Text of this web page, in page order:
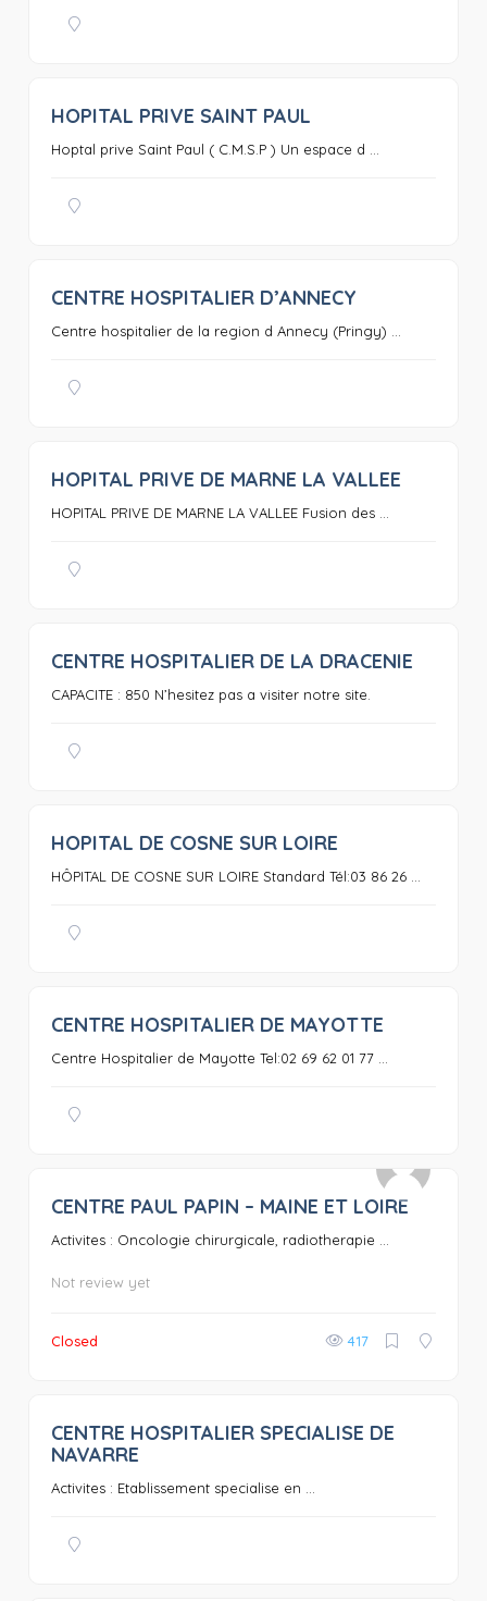
HOPITAL PRIVE SAINT PAUL
Hoptal prive Saint Paul ( C.M.S.P ) Un espace d ...
CENTRE HOSPITALIER D’ANNECY
Centre hospitalier de la region d Annecy (Pringy) ...
0
HOPITAL PRIVE DE MARNE LA VALLEE
HOPITAL PRIVE DE MARNE LA VALLEE Fusion des ...
0
CENTRE HOSPITALIER DE LA DRACENIE
CAPACITE : 850 N’hesitez pas a visiter notre site.
HOPITAL DE COSNE SUR LOIRE
HÔPITAL DE COSNE SUR LOIRE Standard Tél:03 86 26 ...
CENTRE HOSPITALIER DE MAYOTTE
Centre Hospitalier de Mayotte Tel:02 69 62 01 77 ...
0
CENTRE PAUL PAPIN – MAINE ET LOIRE
Activites : Oncologie chirurgicale, radiotherapie ...
Not review yet
Closed 417
0
CENTRE HOSPITALIER SPECIALISE DE
NAVARRE
Activites : Etablissement specialise en ...